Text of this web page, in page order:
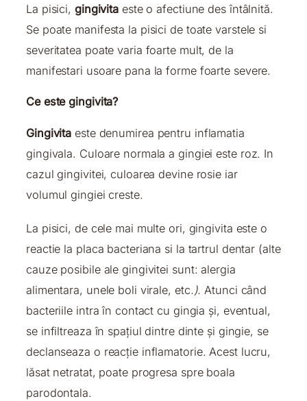
La pisici, gingivita este o afectiune des întâlnită.
Se poate manifesta la pisici de toate varstele si
severitatea poate varia foarte mult, de la
manifestari usoare pana la forme foarte severe.
Ce este gingivita?
Gingivita este denumirea pentru inflamatia
gingivala. Culoare normala a gingiei este roz. In
cazul gingivitei, culoarea devine rosie iar
volumul gingiei creste.
La pisici, de cele mai multe ori, gingivita este o
reactie la placa bacteriana si la tartrul dentar (alte
cauze posibile ale gingivitei sunt: alergia
alimentara, unele boli virale, etc.).Atunci când
bacteriile intra în contact cu gingia și, eventual,
se infiltreaza în spațiul dintre dinte și gingie, se
declanseaza o reacție inflamatorie. Acest lucru,
lăsat netratat, poate progresa spre boala
parodontala.